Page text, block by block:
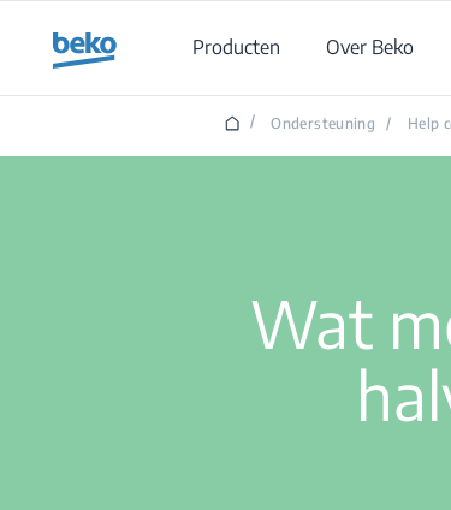
Producten
Over Beko
/ Ondersteuning / Help
Wat